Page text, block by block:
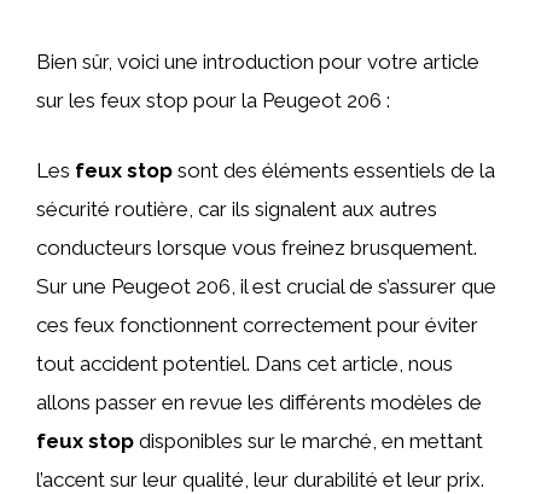
Bien sûr, voici une introduction pour votre article
sur les feux stop pour la Peugeot 206 :
Les feux stop sont des éléments essentiels de la
sécurité routière, car ils signalent aux autres
conducteurs lorsque vous freinez brusquement.
Sur une Peugeot 206, il est crucial de s’assurer que
ces feux fonctionnent correctement pour éviter
tout accident potentiel. Dans cet article, nous
allons passer en revue les différents modèles de
feux stop disponibles sur le marché, en mettant
l’accent sur leur qualité, leur durabilité et leur prix.